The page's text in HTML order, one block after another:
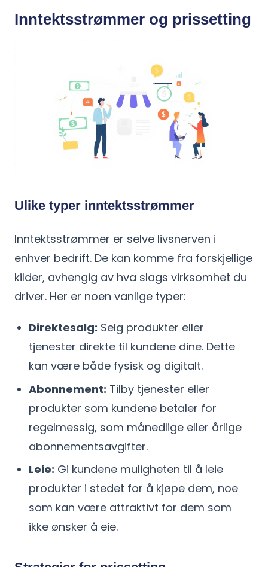
Inntektsstrømmer og prissetting
Ulike typer inntektsstrømmer
Inntektsstrømmer er selve livsnerven i
enhver bedrift. De kan komme fra forskjellige
kilder, avhengig av hva slags virksomhet du
driver. Her er noen vanlige typer:
Direktesalg: Selg produkter eller
tjenester direkte til kundene dine. Dette
kan være både fysisk og digitalt.
Abonnement: Tilby tjenester eller
produkter som kundene betaler for
regelmessig, som månedlige eller årlige
abonnementsavgifter.
Leie: Gi kundene muligheten til å leie
produkter i stedet for å kjøpe dem, noe
som kan være attraktivt for dem som
ikke ønsker å eie.